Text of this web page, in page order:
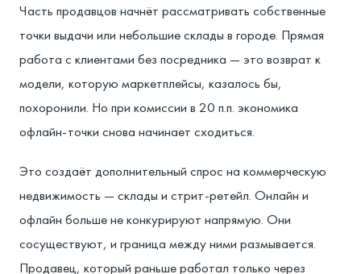
Часть продавцов начнёт рассматривать собственные
точки выдачи или небольшие склады в городе. Прямая
работа с клиентами без посредника — это возврат к
модели, которую маркетплейсы, казалось бы,
похоронили. Но при комиссии в 20 п.п. экономика
офлайн-точки снова начинает сходиться.
Это создаёт дополнительный спрос на коммерческую
недвижимость — склады и стрит-ретейл. Онлайн и
офлайн больше не конкурируют напрямую. Они
сосуществуют, и граница между ними размывается.
Продавец, который раньше работал только через